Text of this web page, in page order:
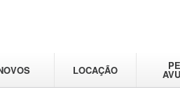
LOCAÇÃO